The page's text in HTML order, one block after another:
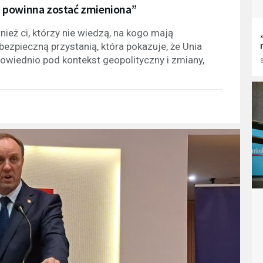
zostać zmieniona”
ci, którzy nie wiedzą, na kogo mają
przystanią, która pokazuje, że Unia
pod kontekst geopolityczny i zmiany,